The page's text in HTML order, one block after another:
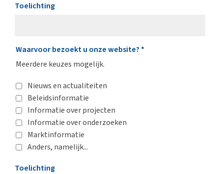
Toelichting
Waarvoor bezoekt u onze website? *
Meerdere keuzes mogelijk.
Nieuws en actualiteiten
Beleidsinformatie
Informatie over projecten
Informatie over onderzoeken
Marktinformatie
Anders, namelijk...
Toelichting